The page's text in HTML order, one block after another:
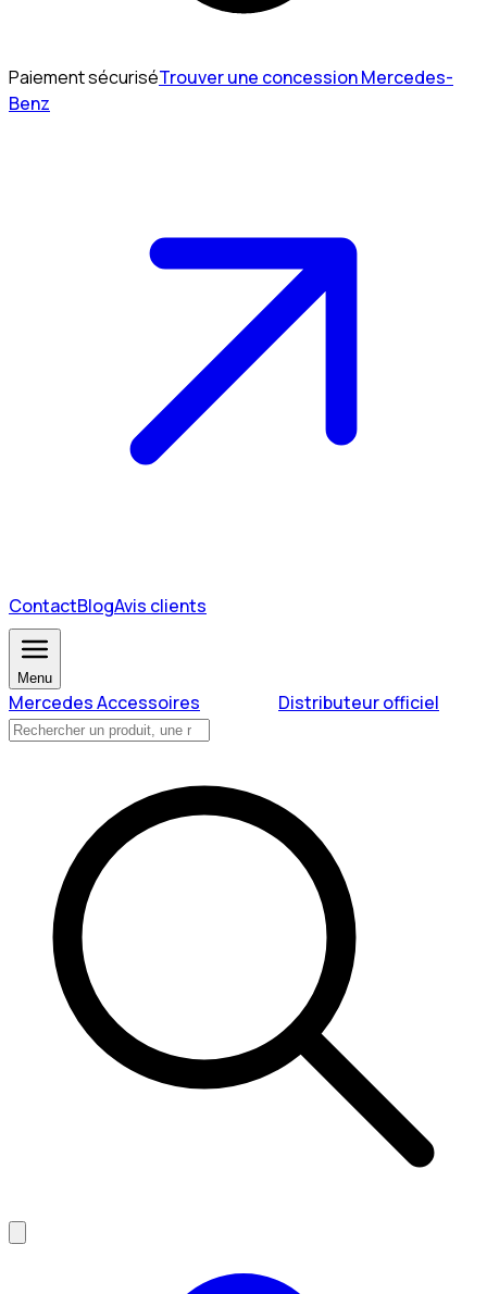
Paiement sécuriséTrouver une concession Mercedes-
Benz
ContactBlogAvis clients
Menu
Mercedes Accessoires Distributeur officiel